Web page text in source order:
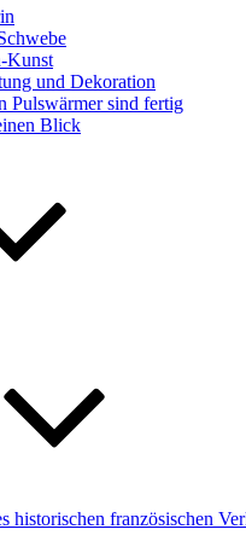
Kunst
und Dekoration
Pulswärmer sind fertig
Blick
historischen französischen